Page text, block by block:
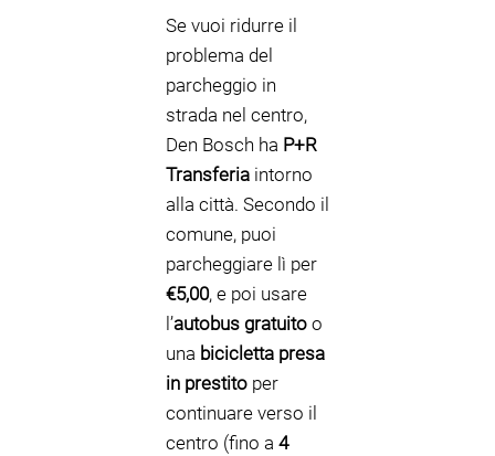
Se vuoi ridurre il
problema del
parcheggio in
strada nel centro,
Den Bosch ha P+R
Transferia intorno
alla città. Secondo il
comune, puoi
parcheggiare lì per
€5,00, e poi usare
l’autobus gratuito o
una bicicletta presa
in prestito per
continuare verso il
centro (fino a 4